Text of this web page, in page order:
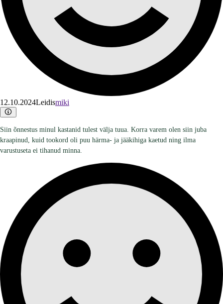
12.10.2024Leidismiki
Siin õnnestus minul kastanid tulest välja tuua. Korra varem olen siin juba
kraapinud, kuid tookord oli puu härma- ja jääkihiga kaetud ning ilma
varustuseta ei tihanud minna.